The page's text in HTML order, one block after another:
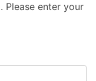
Please enter your